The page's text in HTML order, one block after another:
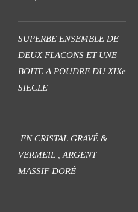
SUPERBE ENSEMBLE DE
DEUX FLACONS ET UNE
BOITE A POUDRE DU XIXe
SIECLE
EN CRISTAL GRAVÉ &
VERMEIL , ARGENT
MASSIF DORÉ